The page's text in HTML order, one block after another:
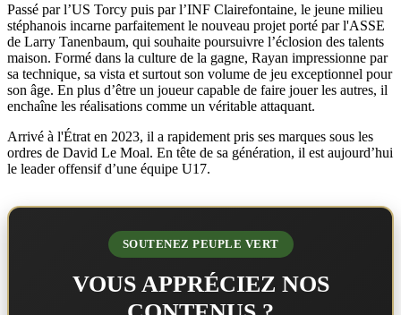
Passé par l’US Torcy puis par l’INF Clairefontaine, le jeune milieu
stéphanois incarne parfaitement le nouveau projet porté par l'ASSE
de Larry Tanenbaum, qui souhaite poursuivre l’éclosion des talents
maison. Formé dans la culture de la gagne, Rayan impressionne par
sa technique, sa vista et surtout son volume de jeu exceptionnel pour
son âge. En plus d’être un joueur capable de faire jouer les autres, il
enchaîne les réalisations comme un véritable attaquant.
Arrivé à l'Étrat en 2023, il a rapidement pris ses marques sous les
ordres de David Le Moal. En tête de sa génération, il est aujourd’hui
le leader offensif d’une équipe U17.
SOUTENEZ PEUPLE VERT
VOUS APPRÉCIEZ NOS